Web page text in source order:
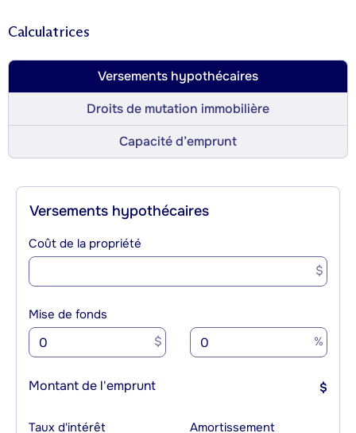
Calculatrices
Versements hypothécaires
Droits de mutation immobilière
Capacité d’emprunt
Versements hypothécaires
Coût de la propriété
$
Mise de fonds
$ %
Montant de l'emprunt $
Taux d'intérêt Amortissement